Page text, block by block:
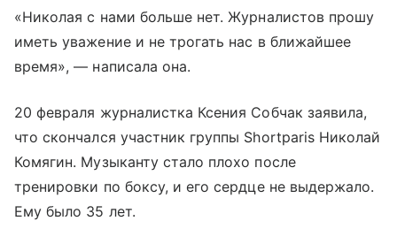
«Николая с нами больше нет. Журналистов прошу
иметь уважение и не трогать нас в ближайшее
время», — написала она.
20 февраля журналистка Ксения Собчак заявила,
что скончался участник группы Shortparis Николай
Комягин. Музыканту стало плохо после
тренировки по боксу, и его сердце не выдержало.
Ему было 35 лет.